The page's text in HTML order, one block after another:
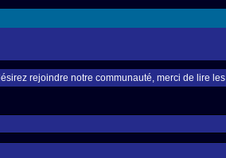
rejoindre notre communauté, merci de lire les